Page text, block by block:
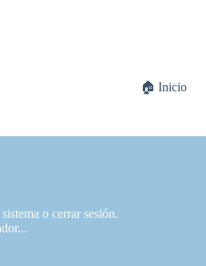
🏠 Inicio
o cerrar sesión.